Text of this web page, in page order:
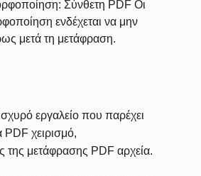
Σύνθετη PDF Οι
ενδέχεται να μην
μετά τη μετάφραση.
εργαλείο που παρέχει
PDF χειρισμό,
της μετάφρασης PDF αρχεία.